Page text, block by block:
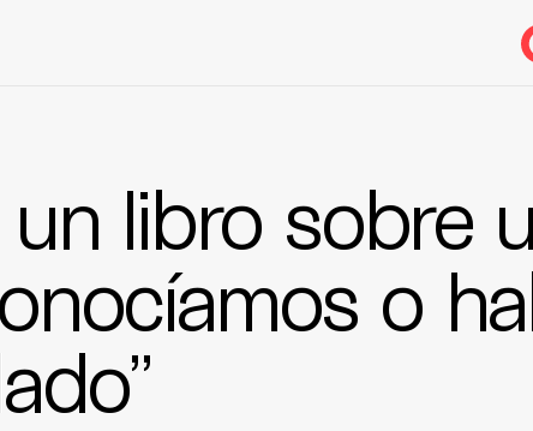
un libro sobre
o